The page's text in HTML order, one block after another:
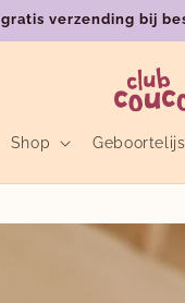
gratis verzending bij
Shop